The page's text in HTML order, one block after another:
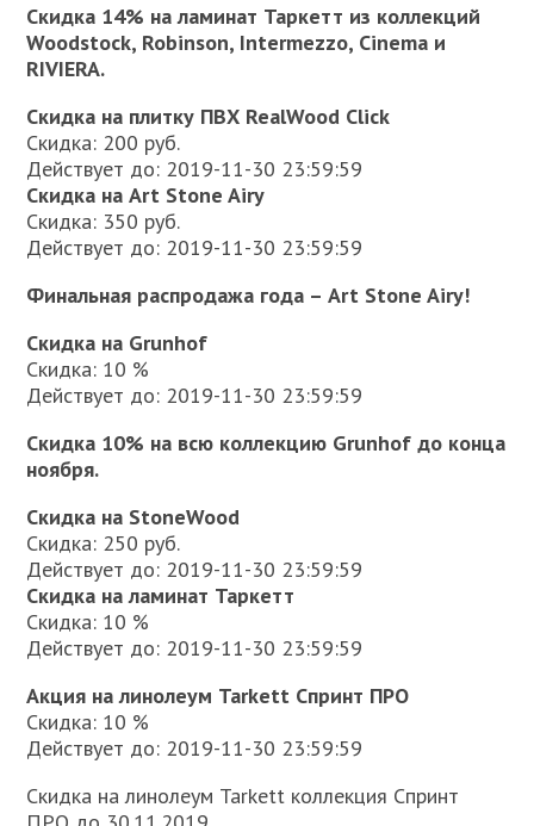
Cкидка 14% на ламинат Таркетт из коллекций
Woodstock, Robinson, Intermezzo, Cinema и
RIVIERA.
Скидка на плитку ПВХ RealWood Click
Скидка: 200 руб.
Действует до: 2019-11-30 23:59:59
Скидка на Art Stone Airy
Скидка: 350 руб.
Действует до: 2019-11-30 23:59:59
Финальная распродажа года – Art Stone Airy!
Скидка на Grunhof
Скидка: 10 %
Действует до: 2019-11-30 23:59:59
Скидка 10% на всю коллекцию Grunhof до конца
ноября.
Скидка на StoneWood
Скидка: 250 руб.
Действует до: 2019-11-30 23:59:59
Скидка на ламинат Таркетт
Скидка: 10 %
Действует до: 2019-11-30 23:59:59
Акция на линолеум Tarkett Спринт ПРО
Скидка: 10 %
Действует до: 2019-11-30 23:59:59
Скидка на линолеум Tarkett коллекция Спринт